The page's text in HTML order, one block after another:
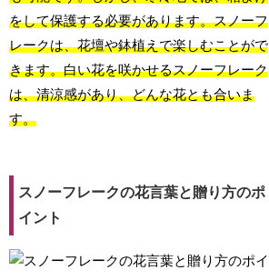
をして保護する必要があります。スノーフ
レークは、花壇や鉢植えで楽しむことがで
きます。白い花を咲かせるスノーフレーク
は、清涼感があり、どんな花とも合いま
す。
スノーフレークの花言葉と贈り方のポ
イント